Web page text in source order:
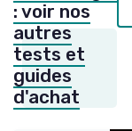
: voir nos
autres
tests et
guides
d'achat